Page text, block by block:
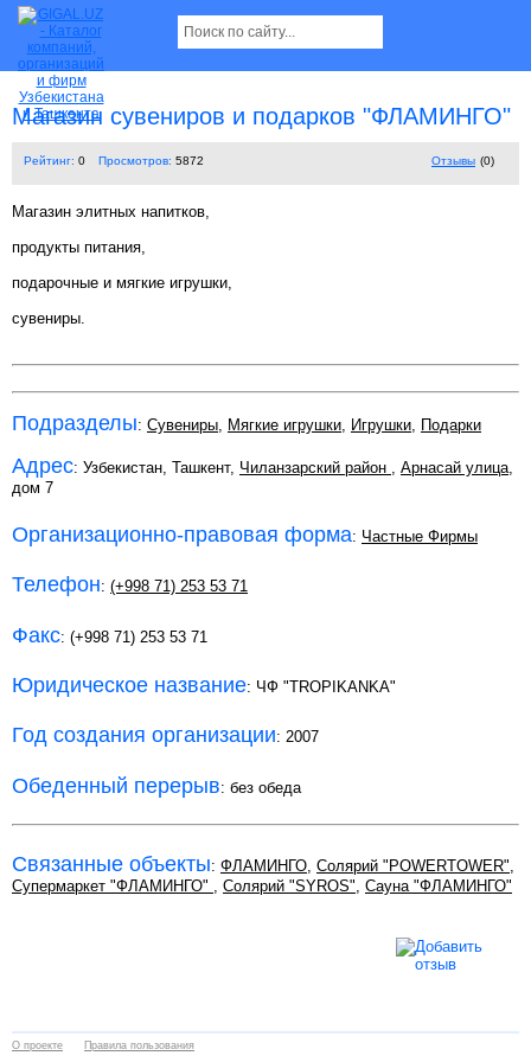
Магазин сувениров и подарков "ФЛАМИНГО"
Рейтинг: 0 Просмотров: 5872 Отзывы (0)
Магазин элитных напитков,
продукты питания,
подарочные и мягкие игрушки,
сувениры.
Подразделы: Сувениры, Мягкие игрушки, Игрушки, Подарки
Адрес: Узбекистан, Ташкент, Чиланзарский район , Арнасай улица,
дом 7
Организационно-правовая форма: Частные Фирмы
Телефон: (+998 71) 253 53 71
Факс: (+998 71) 253 53 71
Юридическое название: ЧФ "TROPIKANKA"
Год создания организации: 2007
Обеденный перерыв: без обеда
Связанные объекты: ФЛАМИНГО Солярий "POWERTOWER"
Супермаркет "ФЛАМИНГО"
Солярий "SYROS" Сауна "ФЛАМИНГО"
О проекте Правила пользования